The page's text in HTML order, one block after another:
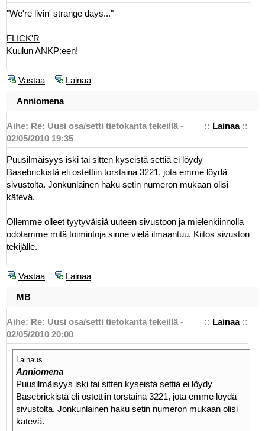
"We're livin' strange days..."
FLICK'R
Kuulun ANKP:een!
Vastaa Lainaa
Anniomena
:: Lainaa::
Aihe: Re: Uusi osa/setti tietokanta tekeillä -
02/05/2010 19:35
Puusilmäisyys iski tai sitten kyseistä settiä ei löydy
Basebrickistä eli ostettiin torstaina 3221, jota emme löydä
sivustolta. Jonkunlainen haku setin numeron mukaan olisi
kätevä.
Ollemme olleet tyytyväisiä uuteen sivustoon ja mielenkiinnolla
odotamme mitä toimintoja sinne vielä ilmaantuu. Kiitos sivuston
tekijälle.
Vastaa Lainaa
MB
:: Lainaa::
Aihe: Re: Uusi osa/setti tietokanta tekeillä -
02/05/2010 20:00
Lainaus
Anniomena
Puusilmäisyys iski tai sitten kyseistä settiä ei löydy
Basebrickistä eli ostettiin torstaina 3221, jota emme löydä
sivustolta. Jonkunlainen haku setin numeron mukaan olisi
kätevä.